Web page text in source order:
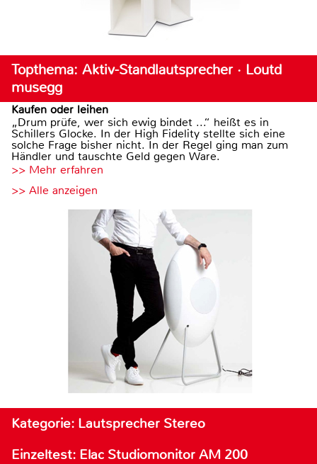
Topthema: Aktiv-Standlautsprecher · Loutd
musegg
Kaufen oder leihen
„Drum prüfe, wer sich ewig bindet ...“ heißt es in
Schillers Glocke. In der High Fidelity stellte sich eine
solche Frage bisher nicht. In der Regel ging man zum
Händler und tauschte Geld gegen Ware.
>> Mehr erfahren
>> Alle anzeigen
Kategorie: Lautsprecher Stereo
Einzeltest: Elac Studiomonitor AM 200